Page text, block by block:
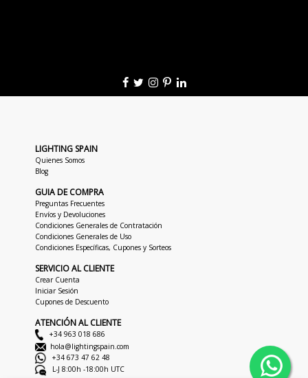
LIGHTING SPAIN
Quienes Somos
Blog
GUIA DE COMPRA
Preguntas Frecuentes
Envíos y Devoluciones
Condiciones Generales de Contratación
Condiciones Generales de Uso
Condiciones Específicas, Cupones y Sorteos
SERVICIO AL CLIENTE
Crear Cuenta
Iniciar Sesión
Cupones de Descuento
ATENCIÓN AL CLIENTE
+34 963 018 686
hola@lightingspain.com
+34 673 47 62 48
L-J 8:00h -18:00h UTC